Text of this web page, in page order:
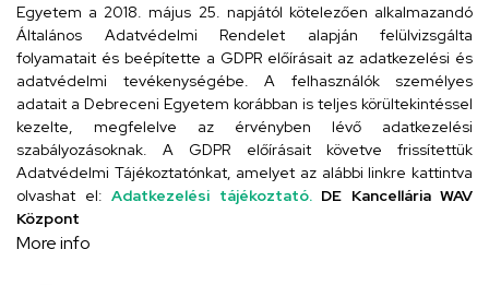
4024 Debrecen, Kossuth utca 33.
Szervezeti telefonkönyv
UD telefonkönyv
Egyetem a 2018. május 25. napjától kötelezően alkalmazandó
Általános Adatvédelmi Rendelet alapján felülvizsgálta
folyamatait és beépítette a GDPR előírásait az adatkezelési és
adatvédelmi tevékenységébe. A felhasználók személyes
adatait a Debreceni Egyetem korábban is teljes körültekintéssel
kezelte, megfelelve az érvényben lévő adatkezelési
szabályozásoknak. A GDPR előírásait követve frissítettük
Adatvédelmi Tájékoztatónkat, amelyet az alábbi linkre kattintva
olvashat el: Adatkezelési tájékoztató. DE Kancellária WAV
Központ
More info